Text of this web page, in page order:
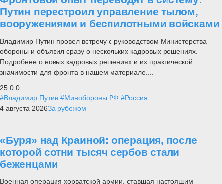
Путин перестроил управление тылом,
вооружениями и беспилотными войсками
Владимир Путин провел встречу с руководством Министерства
обороны и объявил сразу о нескольких кадровых решениях.
Подробнее о новых кадровых решениях и их практической
значимости для фронта в нашем материале....
25 0 0
#Владимир Путин #Минобороны РФ #Россия
4 августа 2026За рубежом
«Буря» над Краиной: операция, после
которой сотни тысяч сербов стали
беженцами
Военная операция хорватской армии, ставшая настоящим